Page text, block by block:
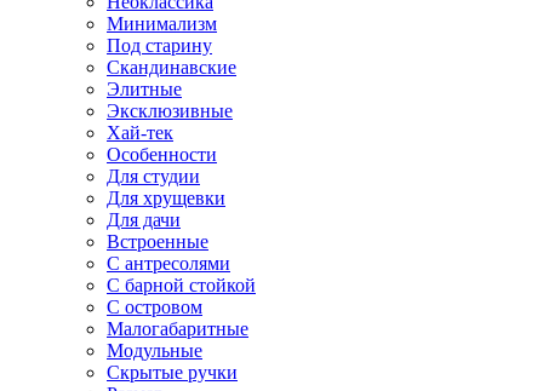
Минимализм
Под старину
Скандинавские
Элитные
Эксклюзивные
Хай-тек
Особенности
Для студии
Для хрущевки
Для дачи
Встроенные
С антресолями
С барной стойкой
С островом
Малогабаритные
Модульные
Скрытые ручки